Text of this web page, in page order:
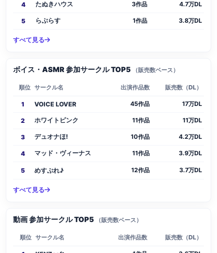
4 たぬきハウス 3作品 4.7万DL
5 らぷらす 1作品 3.8万DL
すべて見る
ボイス・ASMR 参加サークル TOP5 （販売数ベース）
順位 サークル名 出演作品数 販売数（DL）
1 VOICE LOVER 45作品 17万DL
2 ホワイトピンク 11作品 11万DL
3 デュオナほ! 10作品 4.2万DL
4 マッド・ヴィーナス 11作品 3.9万DL
5 めすぷれ♪ 12作品 3.7万DL
すべて見る
動画 参加サークル TOP5 （販売数ベース）
順位 サークル名 出演作品数 販売数（DL）